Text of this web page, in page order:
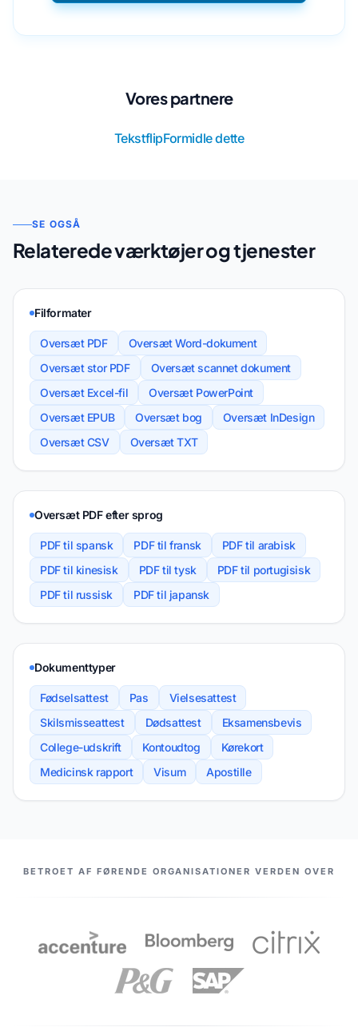
Vores partnere
TekstflipFormidle dette
SE OGSÅ
Relaterede værktøjer og tjenester
Filformater
Oversæt PDF
Oversæt Word-dokument
Oversæt stor PDF
Oversæt scannet dokument
Oversæt Excel-fil
Oversæt PowerPoint
Oversæt EPUB
Oversæt bog
Oversæt InDesign
Oversæt CSV
Oversæt TXT
Oversæt PDF efter sprog
PDF til spansk PDF til fransk
PDF til arabisk
PDF til kinesisk
PDF til tysk
PDF til portugisisk
PDF til russisk
PDF til japansk
Dokumenttyper
Fødselsattest Pas
Vielsesattest
Skilsmisseattest
Dødsattest
Eksamensbevis
College-udskrift
Kontoudtog
Kørekort
Medicinsk rapport
Visum Apostille
VORES PARTNERE
BETROET AF FØRENDE ORGANISATIONER VERDEN OVER